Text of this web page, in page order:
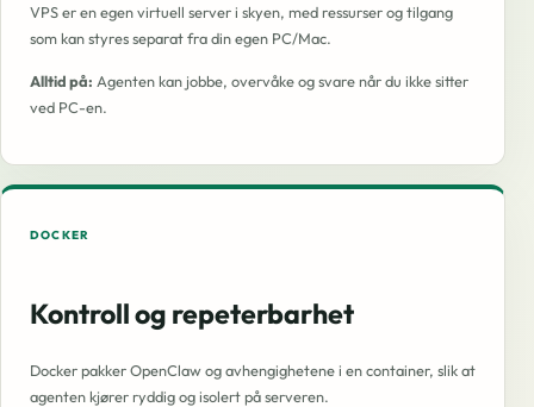
VPS er en egen virtuell server i skyen, med ressurser og tilgang
som kan styres separat fra din egen PC/Mac.
Alltid på: Agenten kan jobbe, overvåke og svare når du ikke sitter
ved PC-en.
DOCKER
Kontroll og repeterbarhet
Docker pakker OpenClaw og avhengighetene i en container, slik at
agenten kjører ryddig og isolert på serveren.